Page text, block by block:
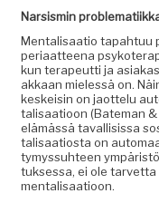
Nar­sis­min
Men­tal­isaa­tio tapah­tuu
pe­ri­aat­teena
kun ter­apeut­ti ja
akkaan mielessä on.
keskeisin on jaot­telu
tal­isaa­tioon (Bate­man
elämässä taval­li­sis­sa
tal­isaa­tios­ta on
tymys­suh­teen
tuk­ses­sa, ei ole
mentalisaatioon.